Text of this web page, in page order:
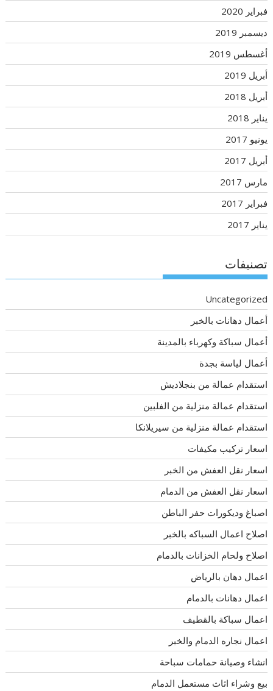
فبراير 2020
ديسمبر 2019
أغسطس 2019
أبريل 2019
أبريل 2018
يناير 2018
يونيو 2017
أبريل 2017
مارس 2017
فبراير 2017
يناير 2017
تصنيفات
Uncategorized
أعمال دهانات بالخبر
أعمال سباكة وكهرباء بالمدينة
أعمال لياسة بجدة
استقدام عمالة من بنجلاديش
استقدام عمالة منزلية من الفلبين
استقدام عمالة منزلية من سيريلانكا
اسعار تركيب مكيفات
اسعار نقل العفش من الخبر
اسعار نقل العفش من الدمام
اصباغ وديكورات حفر الباطن
اصلاح اعمال السباكه بالخبر
اصلاح ولحام الخزانات بالدمام
اعمال دهان بالرياض
اعمال دهانات بالدمام
اعمال سباكة بالقطيف
اعمال نجاره الدمام والخبر
انشاء وصيانة حمامات سباحة
بيع وشراء اثاث مستعمل الدمام